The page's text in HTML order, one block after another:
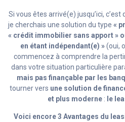
Si vous êtes arrivé(e) jusqu’ici,
je cherchais une solution du type «
« crédit immobilier sans apport »
en étant indépendant(e) »(oui,
commencez à comprendre la
dans votre situation particulière
mais pas finançable par les
tourner vers une solution de
et plus moderne : le
Voici encore 3 Avantages du